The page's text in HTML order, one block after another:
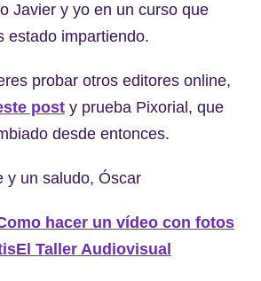
Javier y yo en un curso que
estado impartiendo.
probar otros editores online,
post y prueba Pixorial, que
desde entonces.
y un saludo, Óscar
hacer un vídeo con fotos
Taller Audiovisual